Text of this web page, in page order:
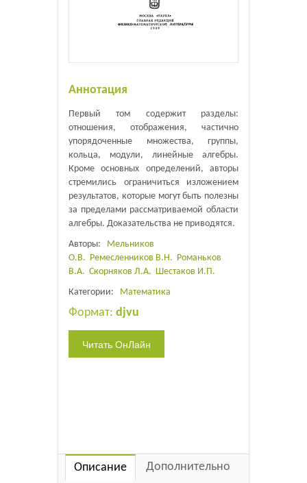
Аннотация
Первый том содержит разделы:
отношения, отображения, частично
упорядоченные множества, группы,
кольца, модули, линейные алгебры.
Кроме основных определений, авторы
стремились ограничиться изложением
результатов, которые могут быть полезны
за пределами рассматриваемой области
алгебры. Доказательства не приводятся.
Авторы: Мельников
О.В. Ремесленников В.Н. Романьков
В.А. Скорняков Л.А. Шестаков И.П.
Категории: Математика
Формат: djvu
Описание Дополнительно